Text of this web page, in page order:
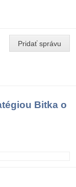
Pridať správu
Bitka o